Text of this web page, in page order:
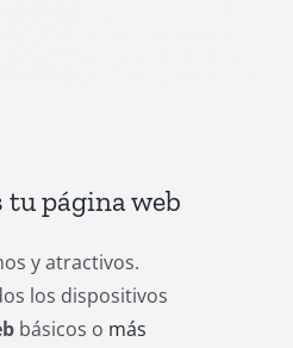
tu página web
y atractivos.
los dispositivos
básicos o más